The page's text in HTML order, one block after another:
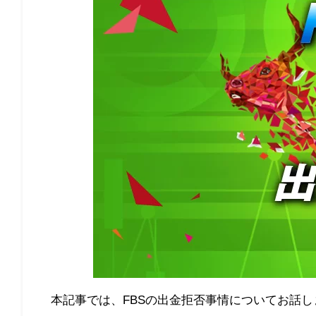
本記事では、 FBSの出金拒否事情についてお話し